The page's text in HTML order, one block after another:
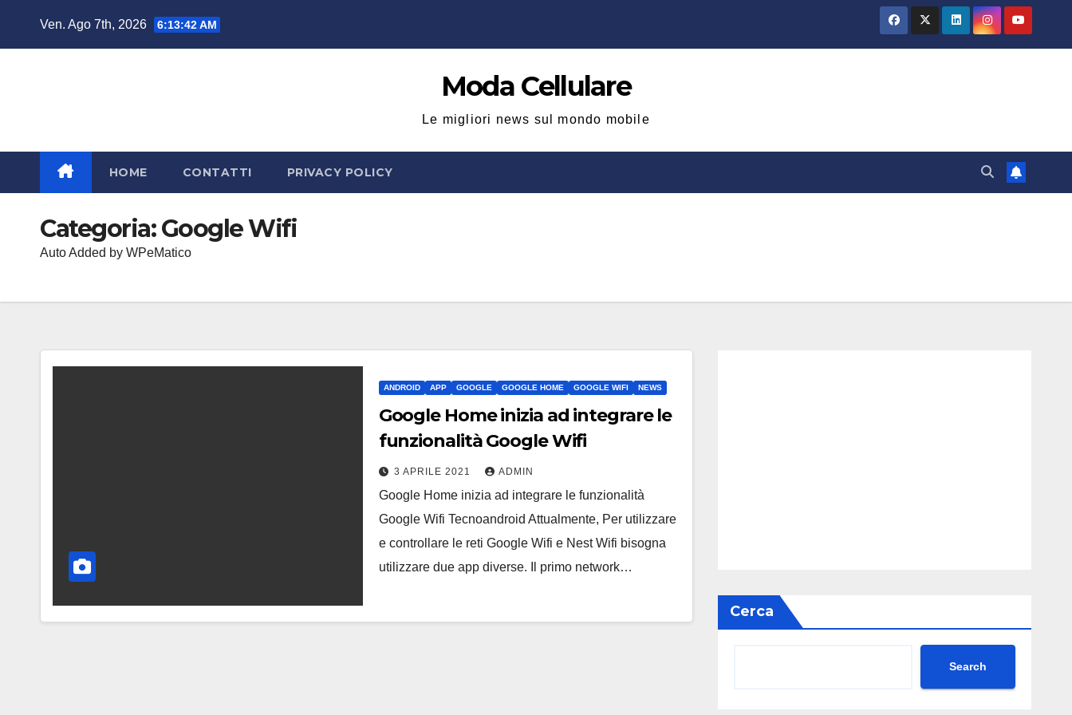
Ven. Ago 7th, 2026 6:13:43 AM
Moda Cellulare
Le migliori news sul mondo mobile
HOME CONTATTI PRIVACY POLICY
Categoria:Google Wifi
Auto Added by WPeMatico
ANDROID APP GOOGLE GOOGLE HOME GOOGLE WIFI NEWS
Google Home inizia ad integrare le
funzionalità Google Wifi
3 APRILE 2021 ADMIN
Google Home inizia ad integrare le funzionalità
Google Wifi Tecnoandroid Attualmente, Per utilizzare
e controllare le reti Google Wifi e Nest Wifi bisogna
utilizzare due app diverse. Il primo network…
Cerca
Search